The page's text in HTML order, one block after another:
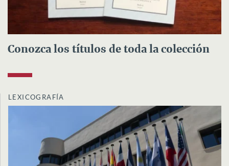
Conozca los títulos de toda la colección
LEXICOGRAFÍA